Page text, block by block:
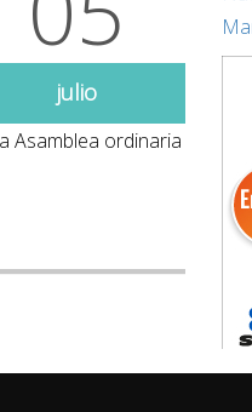
julio
5to encuentro de